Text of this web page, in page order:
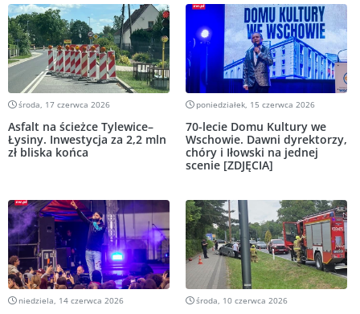
środa, 17 czerwca 2026
Asfalt na ścieżce Tylewice–
Łysiny. Inwestycja za 2,2 mln
zł bliska końca
poniedziałek, 15 czerwca 2026
70-lecie Domu Kultury we
Wschowie. Dawni dyrektorzy,
chóry i Iłowski na jednej
scenie [ZDJĘCIA]
niedziela, 14 czerwca 2026 środa, 10 czerwca 2026